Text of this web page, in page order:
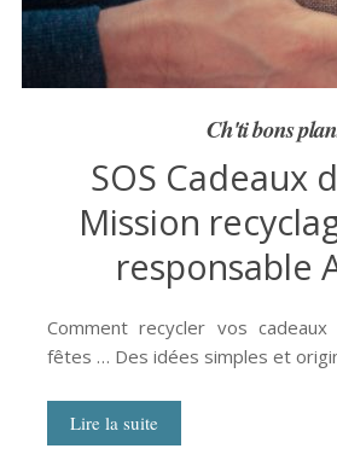
Ch'ti bons
SOS Cadeaux
Mission
responsable
Comment recycler vos
fêtes … Des idées simples et
Lire la suite